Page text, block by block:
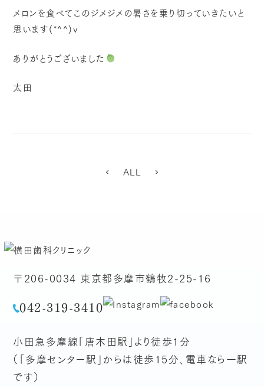
メロンを食べてこのジメジメの暑さを乗り切っていきたいと
思います(*^^)v
ありがとうございました
太田
ALL
〒206-0034 東京都多摩市鶴牧2-25-16
042-319-3410
小田急多摩線「唐木田駅」より徒歩1分
（「多摩センター駅」からは徒歩15分、電車なら一駅
です）